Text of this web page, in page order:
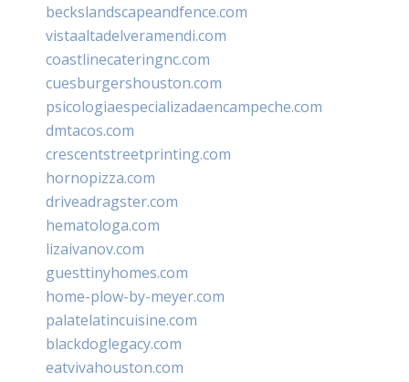
beckslandscapeandfence.com
vistaaltadelveramendi.com
coastlinecateringnc.com
cuesburgershouston.com
psicologiaespecializadaencampeche.com
dmtacos.com
crescentstreetprinting.com
hornopizza.com
driveadragster.com
hematologa.com
lizaivanov.com
guesttinyhomes.com
home-plow-by-meyer.com
palatelatincuisine.com
blackdoglegacy.com
eatvivahouston.com